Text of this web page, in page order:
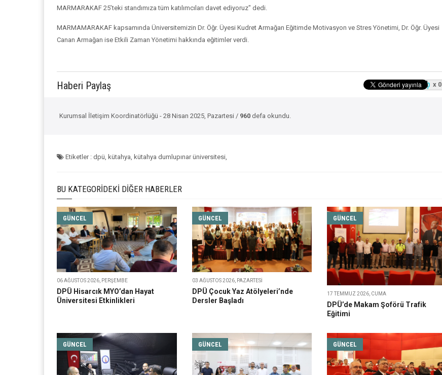
MARMARAKAF 25’teki standımıza tüm katılımcıları davet ediyoruz" dedi.
MARMAMARAKAF kapsamında Üniversitemizin Dr. Öğr. Üyesi Kudret Armağan Eğitimde Motivasyon ve Stres Yönetimi, Dr. Öğr. Üyesi
Canan Armağan ise Etkili Zaman Yönetimi hakkında eğitimler verdi.
Haberi Paylaş x 0
Kurumsal İletişim Koordinatörlüğü - 28 Nisan 2025, Pazartesi / 960 defa okundu.
Etiketler : dpü, kütahya, kütahya dumlupınar üniversitesi,
BU KATEGORIDEKI DIĞER HABERLER
GÜNCEL
06 AĞUSTOS 2026, PERŞEMBE
DPÜ Hisarcık MYO’dan Hayat
Üniversitesi Etkinlikleri
GÜNCEL
03 AĞUSTOS 2026, PAZARTESI
DPÜ Çocuk Yaz Atölyeleri’nde
Dersler Başladı
GÜNCEL
17 TEMMUZ 2026, CUMA
DPÜ’de Makam Şoförü Trafik
Eğitimi
GÜNCEL GÜNCEL GÜNCEL